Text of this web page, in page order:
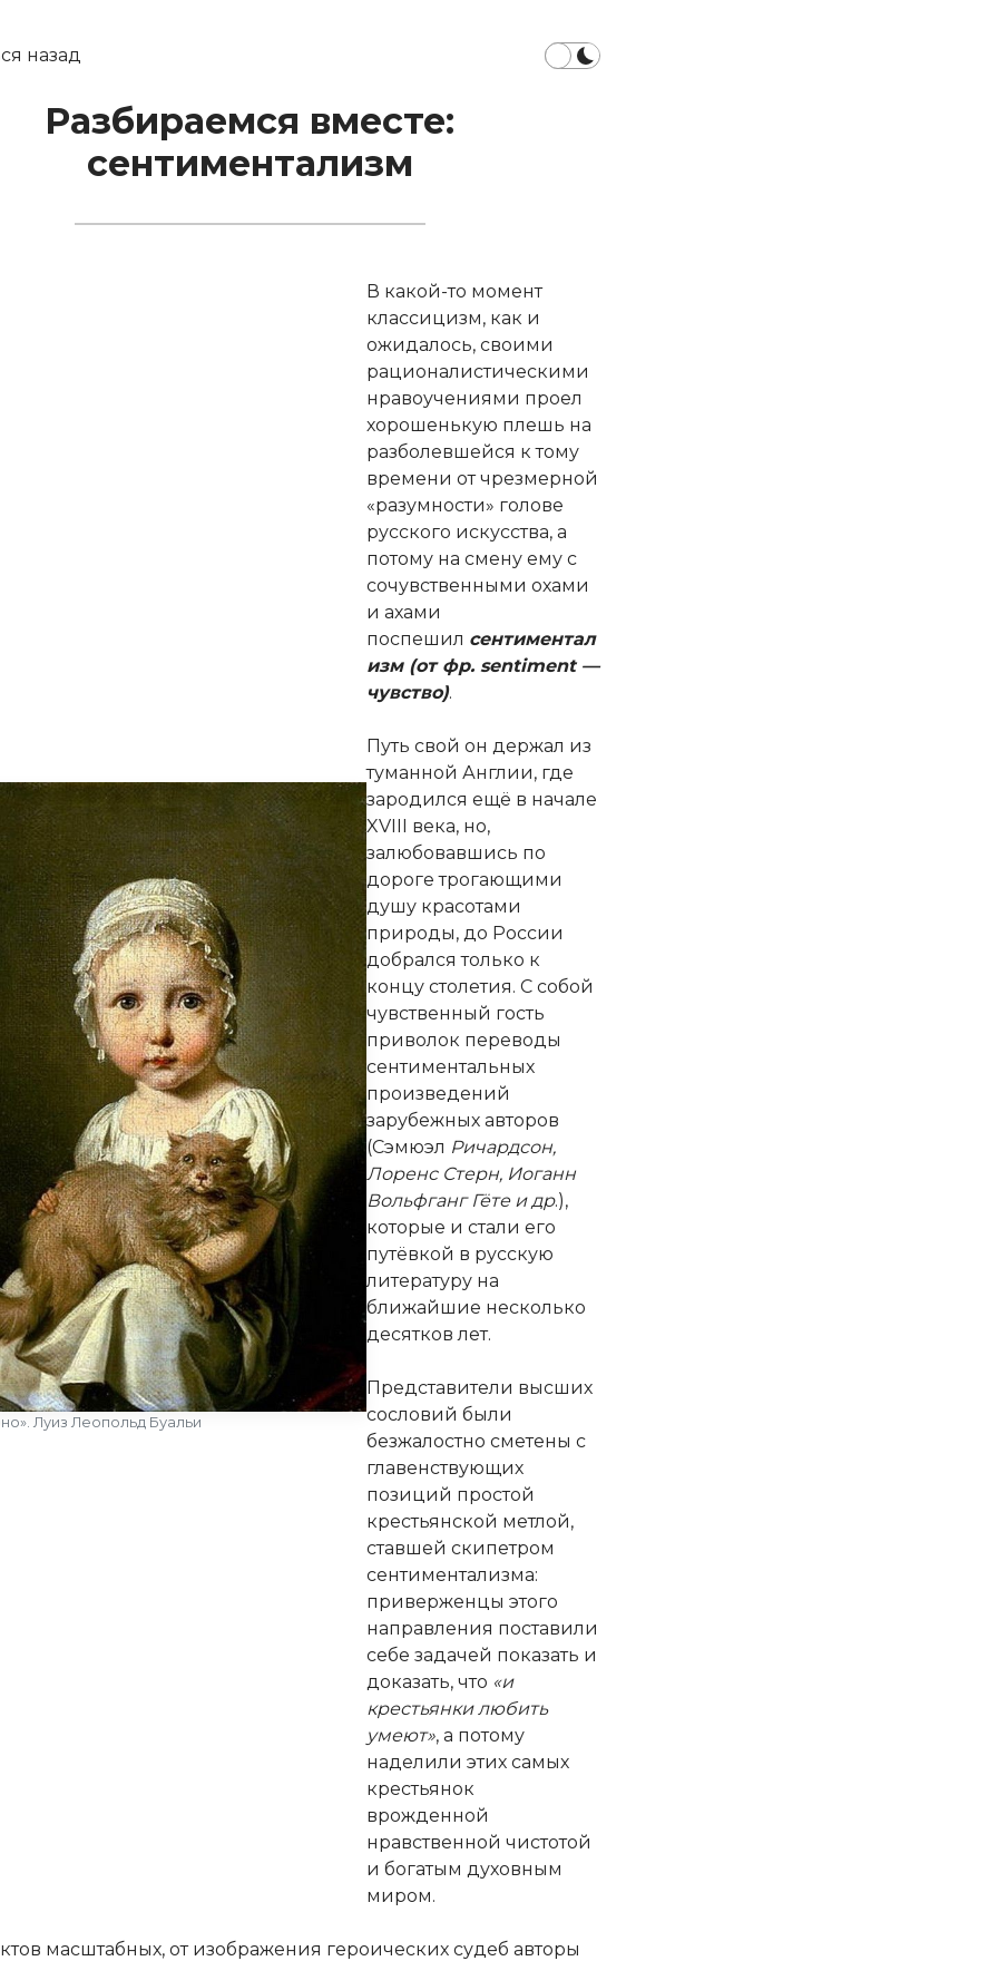
назад
Разбираемся вместе:
сентиментализм
Луиз Леопольд Буальи
В какой-то момент
классицизм, как и
ожидалось, своими
рационалистическими
нравоучениями проел
хорошенькую плешь на
разболевшейся к тому
времени от чрезмерной
«разумности» голове
русского искусства, а
потому на смену ему с
сочувственными охами
и ахами
поспешил сентиментал
изм (от фр. sentiment —
чувство).
Путь свой он держал из
туманной Англии, где
зародился ещё в начале
XVIII века, но,
залюбовавшись по
дороге трогающими
душу красотами
природы, до России
добрался только к
концу столетия. С собой
чувственный гость
приволок переводы
сентиментальных
произведений
зарубежных авторов
(Сэмюэл Ричардсон,
Лоренс Стерн, Иоганн
Вольфганг Гёте и др.),
которые и стали его
путёвкой в русскую
литературу на
ближайшие несколько
десятков лет.
Представители высших
сословий были
безжалостно сметены с
главенствующих
позиций простой
крестьянской метлой,
ставшей скипетром
сентиментализма:
приверженцы этого
направления поставили
себе задачей показать и
доказать, что «и
крестьянки любить
умеют», а потому
наделили этих самых
крестьянок
врожденной
нравственной чистотой
и богатым духовным
миром.
масштабных, от изображения героических судеб авторы